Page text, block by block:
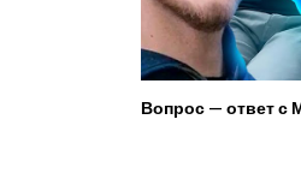
Вопрос — ответ с